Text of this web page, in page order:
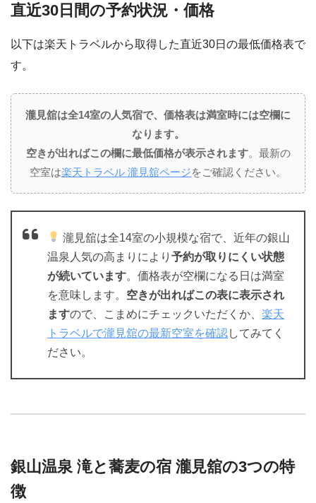
直近30日間の予約状況・価格
以下は楽天トラベルから取得した直近30日の最低価格表で
す。
瀧見舘は全14室の人気宿で、価格表は満室時には空欄に
なります。
空きが出ればこの欄に最低価格が表示されます。最新の
空室は楽天トラベル 瀧見舘ページをご確認ください。
瀧見舘は全14室の小規模な宿で、近年の銀山
温泉人気の高まりにより 予約が取りにくい状態
が続いています。価格表が空欄になる日は満室
を意味します。 空きが出ればこの表に表示され
ますので、こまめにチェックいただくか、 楽天
トラベルで瀧見舘の最新空室を確認してみてく
ださい。
銀山温泉 滝と蕎麦の宿 瀧見舘の3つの特
徴